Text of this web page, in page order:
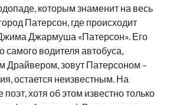
которым знаменит на весь
Патерсон, где происходит
Джармуша «Патерсон». Его
самого водителя автобуса,
Драйвером, зовут Патерсоном –
остается неизвестным. На
хотя об этом известно только